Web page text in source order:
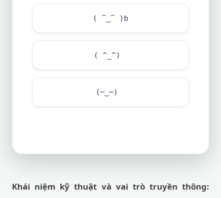
( ⁀‿⁀ )b
( ^_^)ゞ
(─‿─)ゞ
Khái niệm kỹ thuật và vai trò truyền thông: